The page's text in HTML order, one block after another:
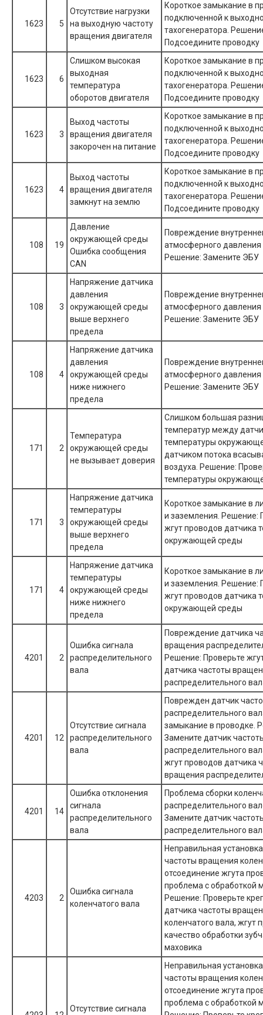
1623 5
Отсутствие нагрузки
на выходную частоту
вращения двигателя
Короткое замыкание в
подключенной к
тахогенератора.
Подсоедините проводку
1623 6
Слишком высокая
выходная
температура
оборотов двигателя
Короткое замыкание в
подключенной к
тахогенератора.
Подсоедините проводку
1623 3
Выход частоты
вращения двигателя
закорочен на питание
Короткое замыкание в
подключенной к
тахогенератора.
Подсоедините проводку
1623 4
Выход частоты
вращения двигателя
замкнут на землю
Короткое замыкание в
подключенной к
тахогенератора.
Подсоедините проводку
108 19
Давление
окружающей среды
Ошибка сообщения
CAN
Повреждение
атмосферного
Решение: Замените ЭБУ
108 3
Напряжение датчика
давления
окружающей среды
выше верхнего
предела
Повреждение
атмосферного
Решение: Замените ЭБУ
108 4
Напряжение датчика
давления
окружающей среды
ниже нижнего
предела
Повреждение
атмосферного
Решение: Замените ЭБУ
171 2
Температура
окружающей среды
не вызывает доверия
Слишком большая
температур между
температуры
датчиком потока
воздуха. Решение:
температуры
171 3
Напряжение датчика
температуры
окружающей среды
выше верхнего
предела
Короткое замыкание в
и заземления. Решение:
жгут проводов датчика
окружающей среды
171 4
Напряжение датчика
температуры
окружающей среды
ниже нижнего
предела
Короткое замыкание в
и заземления. Решение:
жгут проводов датчика
окружающей среды
4201 2
Ошибка сигнала
распределительного
вала
Повреждение датчика
вращения
Решение: Проверьте
датчика частоты
распределительного
4201 12
Отсутствие сигнала
распределительного
вала
Поврежден датчик
распределительного
замыкание в проводке.
Замените датчик
распределительного
жгут проводов датчика
вращения
4201 14
Ошибка отклонения
сигнала
распределительного
вала
Проблема сборки
распределительного
Замените датчик
распределительного
4203 2
Ошибка сигнала
коленчатого вала
Неправильная
частоты вращения
отсоединение жгута
проблема с обработкой
Решение: Проверьте
датчика частоты
коленчатого вала, жгут
качество обработки
маховика
Отсутствие сигнала
Неправильная
частоты вращения
отсоединение жгута
проблема с обработкой